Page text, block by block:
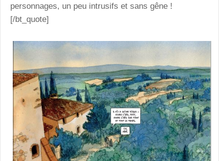
personnages, un peu intrusifs et sans gêne !
[/bt_quote]